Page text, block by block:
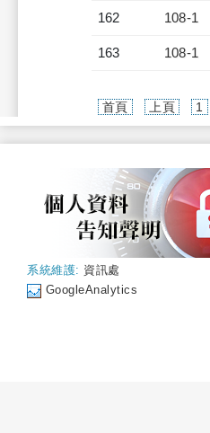
162 108-1
163 108-1
首頁 上頁 1
系統維護: 資訊處
GoogleAnalytics